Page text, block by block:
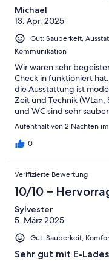
Michael
13. Apr. 2025
Gut: Sauberkeit,
Kommunikation
Wir waren sehr
Check in funktioniert
die Ausstattung ist
Zeit und Technik
und WC sind sehr
bietet alles was das
schnell nachgefüllt
Frühstück ist auch sehr
Aufenthalt von 2 Nächten
0
Verifizierte Bewertung
10/10 –
Sylvester
5. März 2025
Gut: Sauberkeit,
Sehr gut mit E-